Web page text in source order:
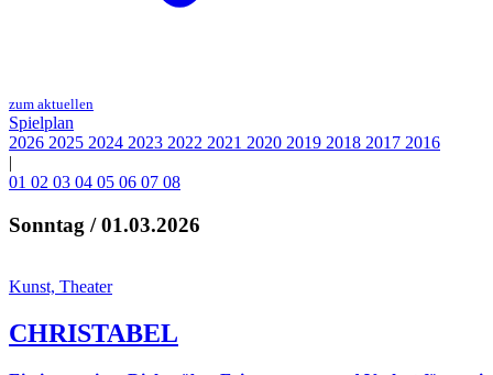
zum aktuellen
Spielplan
2026 2025 2024 2023 2022 2021 2020 2019 2018 2017 2016
|
01 02 03 04 05 06 07 08
Sonntag / 01.03.2026
Kunst, Theater
CHRISTABEL